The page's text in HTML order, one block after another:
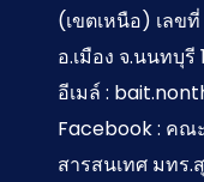
(เขตเหนือ) เลข
อ.เมือง จ.นนทบุ
อีเมล์ :
Facebook : คณ
สารสนเทศ มทร